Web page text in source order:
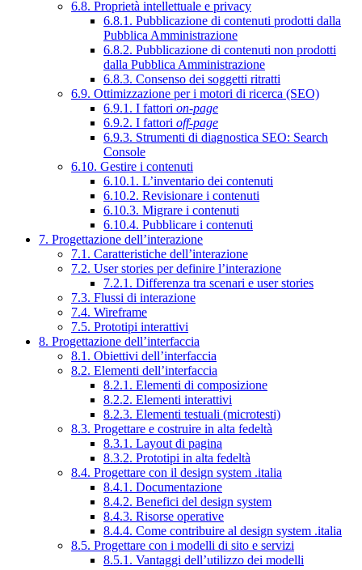
6.8. Proprietà intellettuale e privacy
6.8.1. Pubblicazione di contenuti prodotti dalla
Pubblica Amministrazione
6.8.2. Pubblicazione di contenuti non prodotti
dalla Pubblica Amministrazione
6.8.3. Consenso dei soggetti ritratti
6.9. Ottimizzazione per i motori di ricerca (SEO)
6.9.1. I fattori on-page
6.9.2. I fattori off-page
6.9.3. Strumenti di diagnostica SEO: Search
Console
6.10. Gestire i contenuti
6.10.1. L’inventario dei contenuti
6.10.2. Revisionare i contenuti
6.10.3. Migrare i contenuti
6.10.4. Pubblicare i contenuti
7. Progettazione dell’interazione
7.1. Caratteristiche dell’interazione
7.2. User stories per definire l’interazione
7.2.1. Differenza tra scenari e user stories
7.3. Flussi di interazione
7.4. Wireframe
7.5. Prototipi interattivi
8. Progettazione dell’interfaccia
8.1. Obiettivi dell’interfaccia
8.2. Elementi dell’interfaccia
8.2.1. Elementi di composizione
8.2.2. Elementi interattivi
8.2.3. Elementi testuali (microtesti)
8.3. Progettare e costruire in alta fedeltà
8.3.1. Layout di pagina
8.3.2. Prototipi in alta fedeltà
8.4. Progettare con il design system .italia
8.4.1. Documentazione
8.4.2. Benefici del design system
8.4.3. Risorse operative
8.4.4. Come contribuire al design system .italia
8.5. Progettare con i modelli di sito e servizi
8.5.1. Vantaggi dell’utilizzo dei modelli